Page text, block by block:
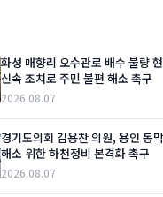
화성 매향리 오수관로 배수 불량
신속 조치로 주민 불편 해소 촉구
2026.08.07
경기도의회 김용찬 의원, 용인 동
해소 위한 하천정비 본격화 촉구
2026.08.07